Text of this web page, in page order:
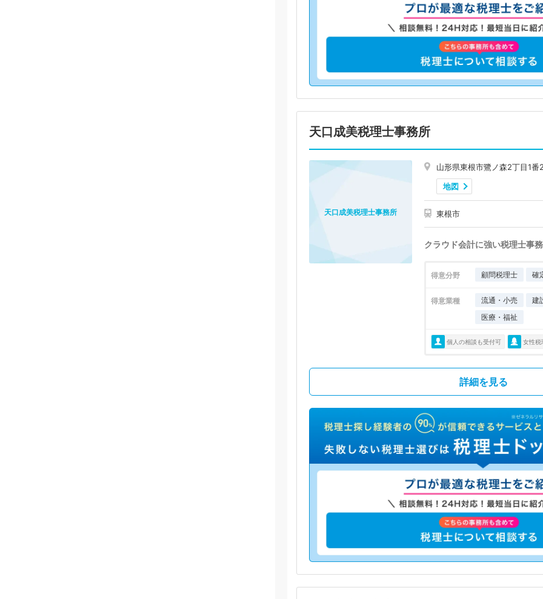
天口成美税理士事務所
山形県東根市鷺ノ森2丁目1
地図
東根市
クラウド会計に強い税理士事
得意分野 顧問税理士 確
得意業種 流通・小売
建
医療・福祉
個人の相談も受付可 女性税
天口成美税理士事務所
詳細を見る